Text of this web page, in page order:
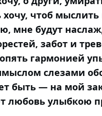
чтоб мыслить
мне будут
забот и
гармонией
слезами
быть — на мой
любовь улыбкою